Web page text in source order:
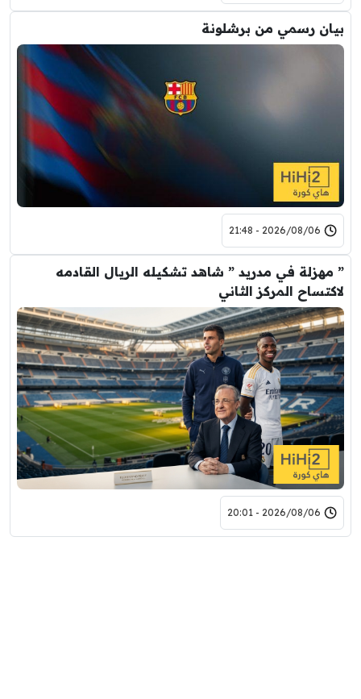
بيان رسمي من برشلونة
2026/08/06 - 21:48
” مهزلة في مدريد ” شاهد تشكيله الريال القادمه
لاكتساح المركز الثاني
2026/08/06 - 20:01